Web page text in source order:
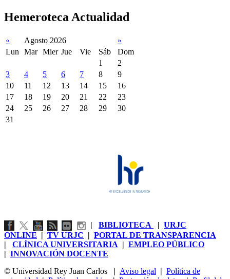
Hemeroteca Actualidad
« Agosto 2026
»
Lun
Mar Mier Jue Vie Sáb
Dom
1
2
3
4 5 6 7 8
9
10
11 12 13 14 15
16
17
18 19 20 21 22
23
24
25 26 27 28 29
30
31
| BIBLIOTECA | URJC
ONLINE | TV URJC | PORTAL DE TRANSPARENCIA
| CLÍNICA UNIVERSITARIA | EMPLEO PÚBLICO
| INNOVACIÓN DOCENTE
© Universidad Rey Juan Carlos
| Aviso legal | Política de